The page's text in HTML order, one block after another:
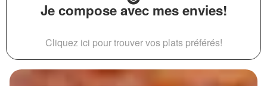
Je compose avec mes envies!
Cliquez ici pour trouver vos plats préférés!